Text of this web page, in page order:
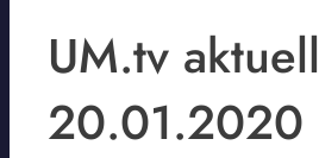
UM.tv aktuell
20.01.2020